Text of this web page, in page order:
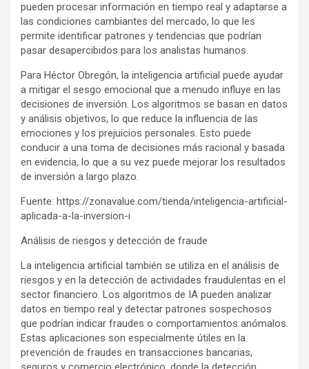
pueden procesar información en tiempo real y adaptarse a
las condiciones cambiantes del mercado, lo que les
permite identificar patrones y tendencias que podrían
pasar desapercibidos para los analistas humanos.
Para Héctor Obregón, la inteligencia artificial puede ayudar
a mitigar el sesgo emocional que a menudo influye en las
decisiones de inversión. Los algoritmos se basan en datos
y análisis objetivos, lo que reduce la influencia de las
emociones y los prejuicios personales. Esto puede
conducir a una toma de decisiones más racional y basada
en evidencia, lo que a su vez puede mejorar los resultados
de inversión a largo plazo.
Fuente: https://zonavalue.com/tienda/inteligencia-artificial-
aplicada-a-la-inversion-i
Análisis de riesgos y detección de fraude
La inteligencia artificial también se utiliza en el análisis de
riesgos y en la detección de actividades fraudulentas en el
sector financiero. Los algoritmos de IA pueden analizar
datos en tiempo real y detectar patrones sospechosos
que podrían indicar fraudes o comportamientos anómalos.
Estas aplicaciones son especialmente útiles en la
prevención de fraudes en transacciones bancarias,